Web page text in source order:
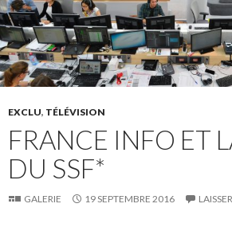
EXCLU, TÉLÉVISION
FRANCE INFO ET
DU SSF*
GALERIE 19 SEPTEMBRE 2016